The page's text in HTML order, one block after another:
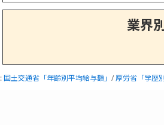
業界
国土交通省「年齢別平均給与額」 /厚労省「学歴